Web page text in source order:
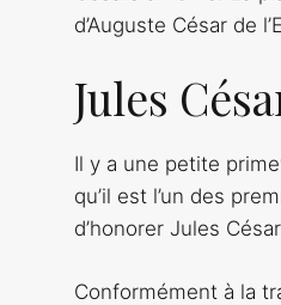
d’Auguste César de
Jules
Il y a une petite
qu’il est l’un des
d’honorer Jules
Conformément à la